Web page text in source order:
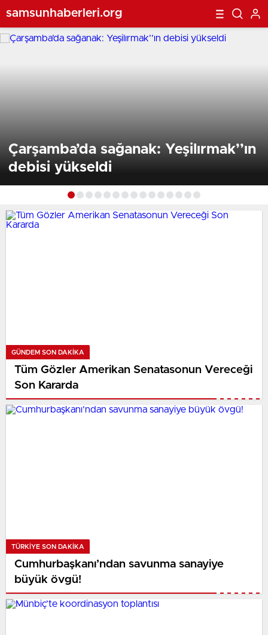
samsunhaberleri.org
Çarşamba’da sağanak: Yeşilırmak’’ın
debisi yükseldi
GÜNDEM SON DAKİKA
Tüm Gözler Amerikan Senatasonun Vereceği
Son Kararda
TÜRKIYE SON DAKİKA
Cumhurbaşkanı’ndan savunma sanayiye
büyük övgü!